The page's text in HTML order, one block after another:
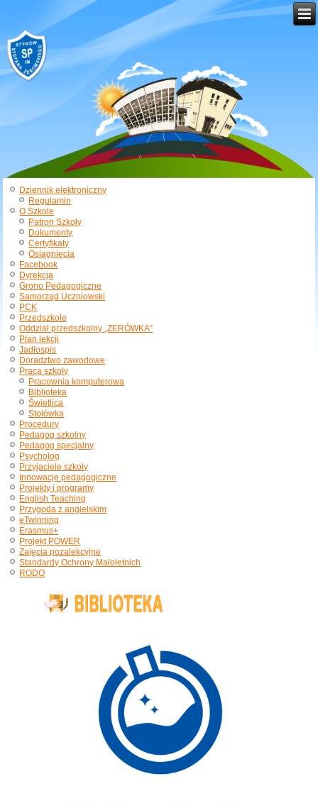
Dziennik elektroniczny
Regulamin
O Szkole
Patron Szkoły
Dokumenty
Certyfikaty
Osiągnięcia
Facebook
Dyrekcja
Grono Pedagogiczne
Samorząd Uczniowski
PCK
Przedszkole
Oddział przedszkolny „ZERÓWKA”
Plan lekcji
Jadłospis
Doradztwo zawodowe
Praca szkoły
Pracownia komputerowa
Biblioteka
Świetlica
Stołówka
Procedury
Pedagog szkolny
Pedagog specjalny
Psycholog
Przyjaciele szkoły
Innowacje pedagogiczne
Projekty i programy
English Teaching
Przygoda z angielskim
eTwinning
Erasmus+
Projekt POWER
Zajęcia pozalekcyjne
Standardy Ochrony Małoletnich
RODO